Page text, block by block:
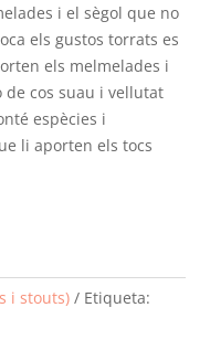
i el sègol que no
els gustos torrats es
els melmelades i
cos suau i vellutat
espècies i
li aporten els tocs
i stouts)
Etiqueta: